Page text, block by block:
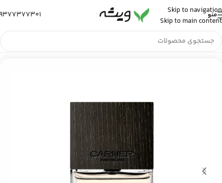
Skip to navigation
Skip to main content
منو
خانه عطر و ادکلن